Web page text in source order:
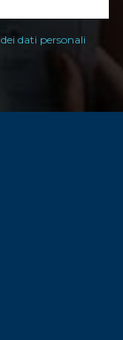
dati personali